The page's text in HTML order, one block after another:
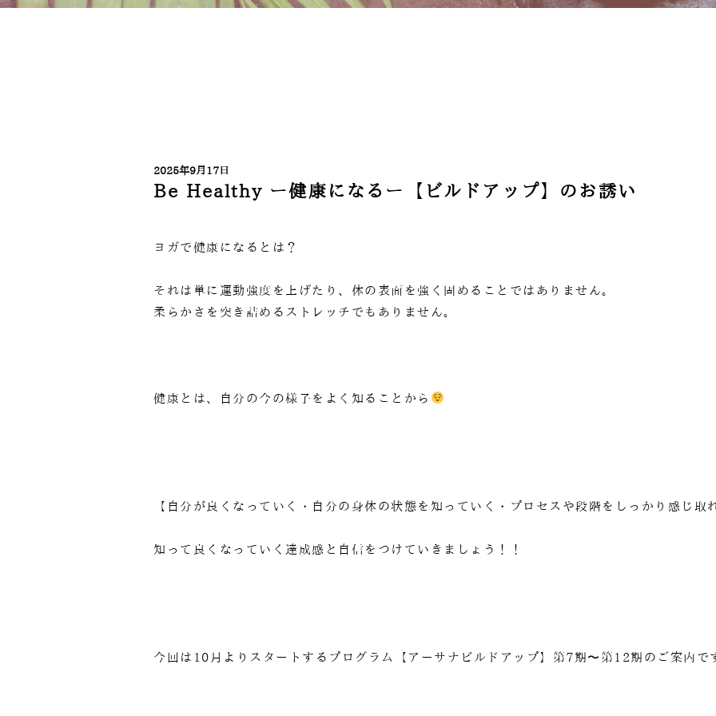
2025年9月17日
Be Healthy ー健康になるー【ビルドアップ】のお誘い
ヨガで健康になるとは？
それは単に運動強度を上げたり、体の表面を強く固めることではありません。
柔らかさを突き詰めるストレッチでもありません。
健康とは、自分の今の様子をよく知ることから
【自分が良くなっていく・自分の身体の状態を知っていく・プロセスや段階をしっかり感じ取
知って良くなっていく達成感と自信をつけていきましょう！！
今回は10月よりスタートするプログラム【アーサナビルドアップ】第7期〜第12期のご案内で